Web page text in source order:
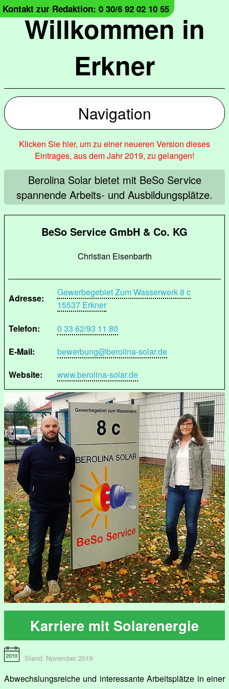
Willkommen in
Erkner
Kontakt zur Redaktion: 0 30/6 92 02 10 55
Navigation
Klicken Sie hier, um zu einer neueren Version dieses
Eintrages, aus dem Jahr 2019, zu gelangen!
Berolina Solar bietet mit BeSo Service
spannende Arbeits- und Ausbildungsplätze.
BeSo Service GmbH & Co. KG
Christian Eisenbarth
Adresse:
Gewerbegebiet Zum Wasserwerk 8 c
15537 Erkner
Telefon:
0 33 62/93 11 80
E-Mail:
bewerbung@berolina-solar.de
Website:
www.berolina-solar.de
Karriere mit Solarenergie
Stand: November 2019
Abwechslungsreiche und interessante Arbeitsplätze in einer